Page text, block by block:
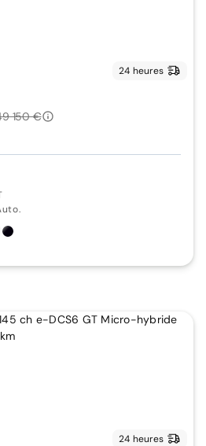
24 heures
150 €
24 heures